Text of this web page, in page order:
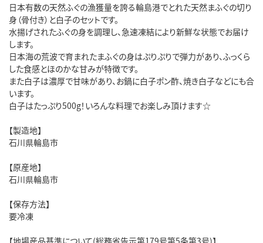
日本有数の天然ふぐの漁獲量を誇る輪島港でとれた天然まふぐの切り
身（骨付き）と白子のセットです。
水揚げされたふぐの身を調理し、急速凍結により新鮮な状態でお届け
します。
日本海の荒波で育まれたまふぐの身はぷりぷりで弾力があり、ふっくら
した食感とほのかな甘みが特徴です。
また白子は濃厚で甘味があり、お鍋に白子ポン酢、焼き白子などにも合
います。
白子はたっぷり500g！いろんな料理でお楽しみ頂けます☆
【製造地】
石川県輪島市
【原産地】
石川県輪島市
【保存方法】
要冷凍
【地場産品基準について(総務省告示第179号第5条第3号)】